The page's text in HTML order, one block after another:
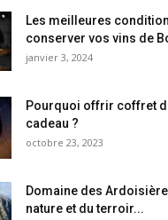
Les meilleures
conserver vos vins de
janvier 3, 2024
Pourquoi offrir coffret
cadeau ?
octobre 23, 2023
Domaine des
nature et du terroir...